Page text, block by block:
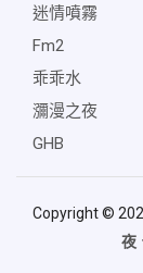
迷情噴霧
Fm2
乖乖水
瀰漫之夜
GHB
Copyright ©
夜